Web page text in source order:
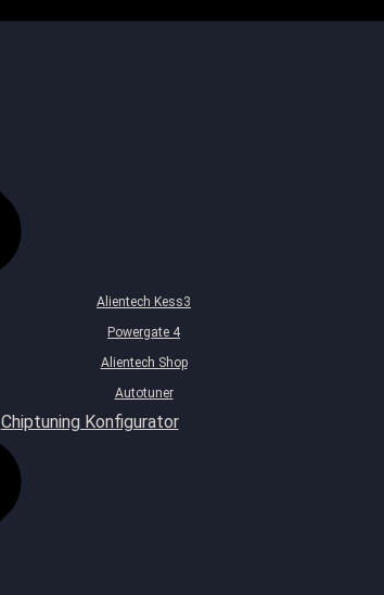
Alientech Kess3
Powergate 4
Alientech Shop
Autotuner
Chiptuning Konfigurator